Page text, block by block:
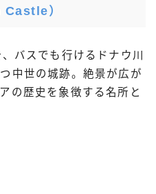
Castle）
バスでも行けるドナウ川
中世の城跡。絶景が広が
の歴史を象徴する名所と